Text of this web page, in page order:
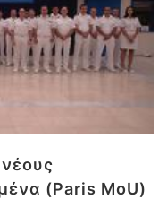
(Paris MoU)